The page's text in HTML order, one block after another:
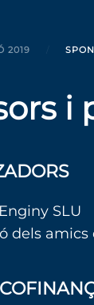
2019
i
SLU
dels